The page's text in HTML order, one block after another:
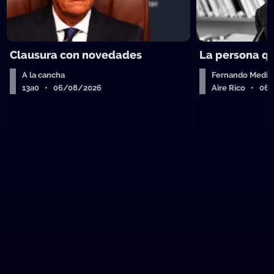
Clausura con novedades
A la cancha
13a0 • 06/08/2026
La persona
Fernando
Aire Rico •